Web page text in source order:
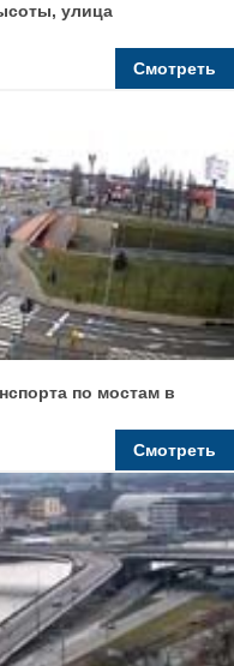
улица
Смотреть
по мостам в
Смотреть